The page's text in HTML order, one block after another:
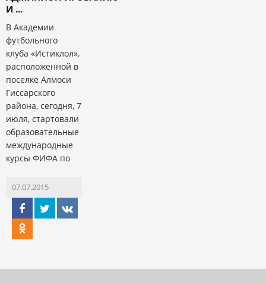
И ...
В Академии
футбольного
клуба «Истиклол»,
расположенной в
поселке Алмоси
Гиссарского
района, сегодня, 7
июля, стартовали
образовательные
международные
курсы ФИФА по
07.07.2015